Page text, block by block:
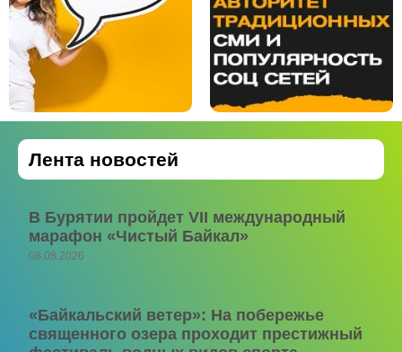
Лента новостей
В Бурятии пройдет VII международный
марафон «Чистый Байкал»
08.08.2026
«Байкальский ветер»: На побережье
священного озера проходит престижный